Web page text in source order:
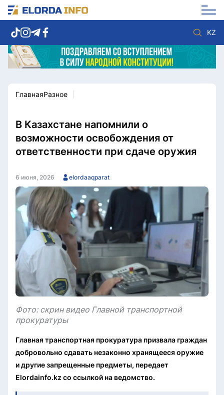
KZ
Новости столицы
Спорт
Культура
Мнение
Видео
Мир
Послание
Служба Комплаенс
ГлавнаяРазное
В Казахстане напомнили о
возможности освобождения от
ответственности при сдаче оружия
6 июня, 2026 elordaaqparat
Фото: скрин видео Главной транспортной
прокуратуры
Главная транспортная прокуратура призвала граждан
добровольно сдавать незаконно хранящееся оружие
и другие запрещенные предметы, передает
Elordainfo.kz со ссылкой на ведомство.